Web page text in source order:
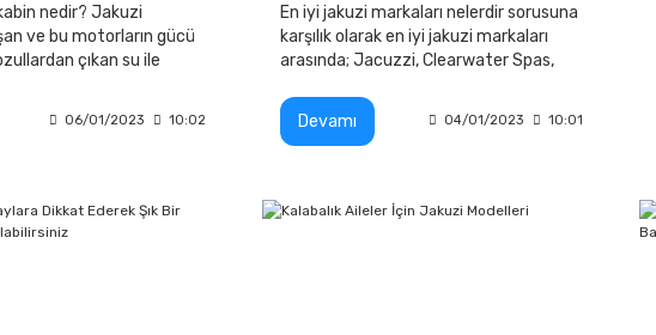
nedir? Jakuzi
ve bu motorların gücü
çıkan su ile
06/01/2023 10:02
En iyi jakuzi markaları nelerdir sorusuna
karşılık olarak en iyi jakuzi markaları
arasında; Jacuzzi, Clearwater Spas,
Hydropool
Devamı 04/01/2023 10:01